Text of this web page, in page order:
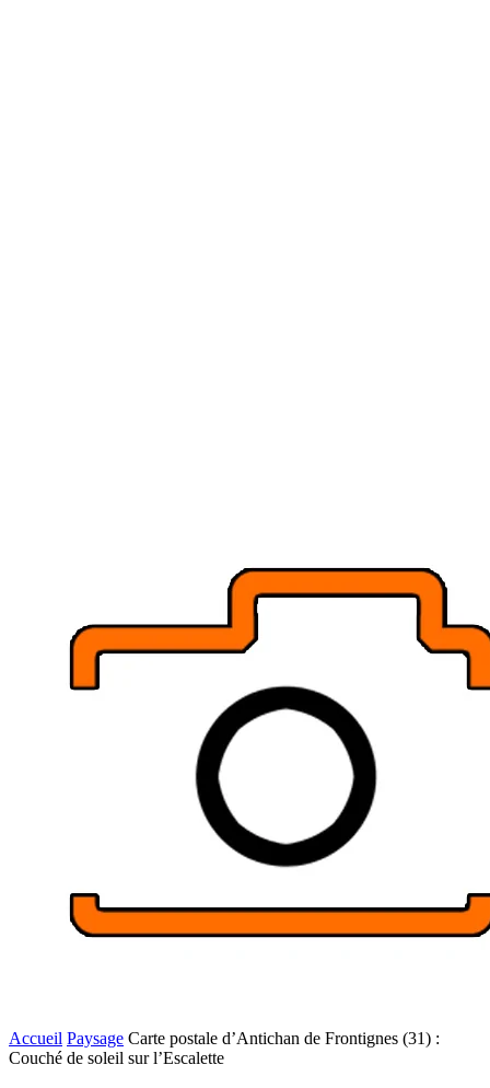
Accueil Paysage Carte postale d’Antichan de Frontignes (31) :
Couché de soleil sur l’Escalette